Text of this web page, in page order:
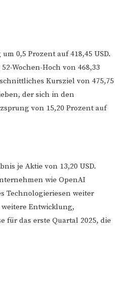
0,5 Prozent auf 418,45 USD.
Wochen-Hoch von 468,33
Kursziel von 475,75
der sich in den
von 15,20 Prozent auf
je Aktie von 13,20 USD.
wie OpenAI
Technologieriesen weiter
Entwicklung,
für das erste Quartal 2025, die